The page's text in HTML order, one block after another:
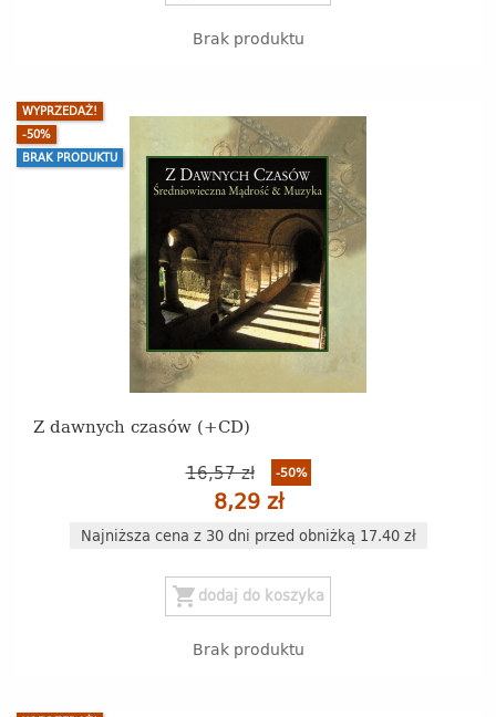
Brak produktu
Z dawnych czasów (+CD)
16,57 zł -50%
8,29 zł
Najniższa cena z 30 dni przed obniżką 17.40 zł
WYPRZEDAŻ!
-50%
BRAK PRODUKTU
shopping_cart dodaj do koszyka
Brak produktu